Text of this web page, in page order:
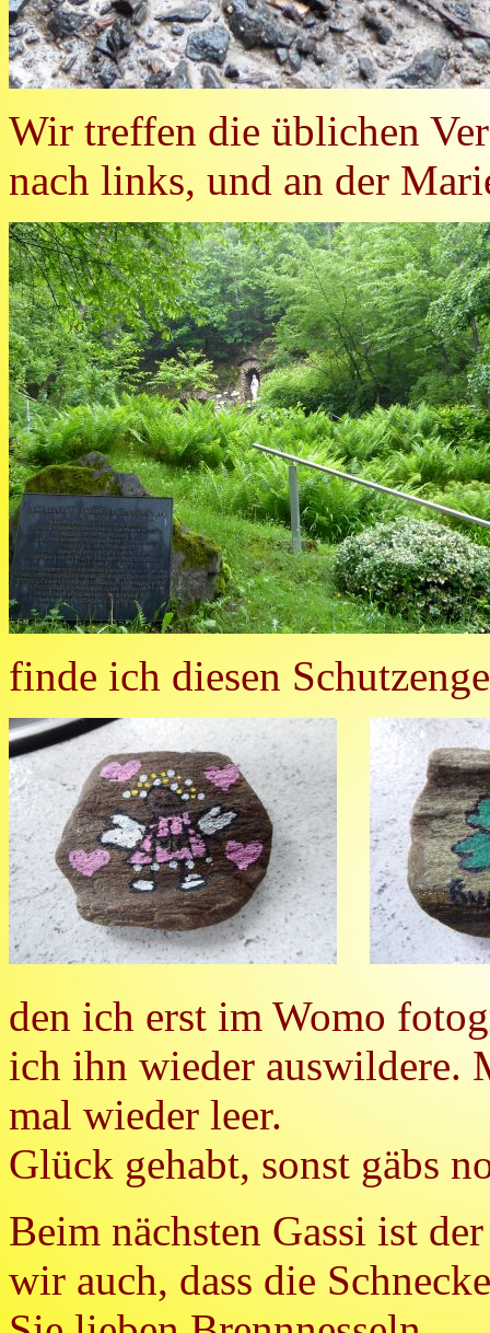
Wir treffen die üblichen
nach links, und an der
finde ich diesen
den ich erst im Womo
ich ihn wieder auswildere.
mal wieder leer.
Glück gehabt, sonst gäbs
Beim nächsten Gassi ist
wir auch, dass die